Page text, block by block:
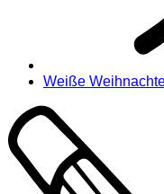
Weiße